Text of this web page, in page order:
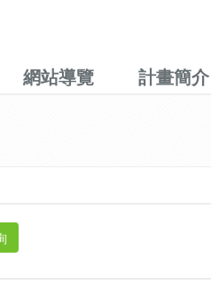
網站導覽 計畫簡介